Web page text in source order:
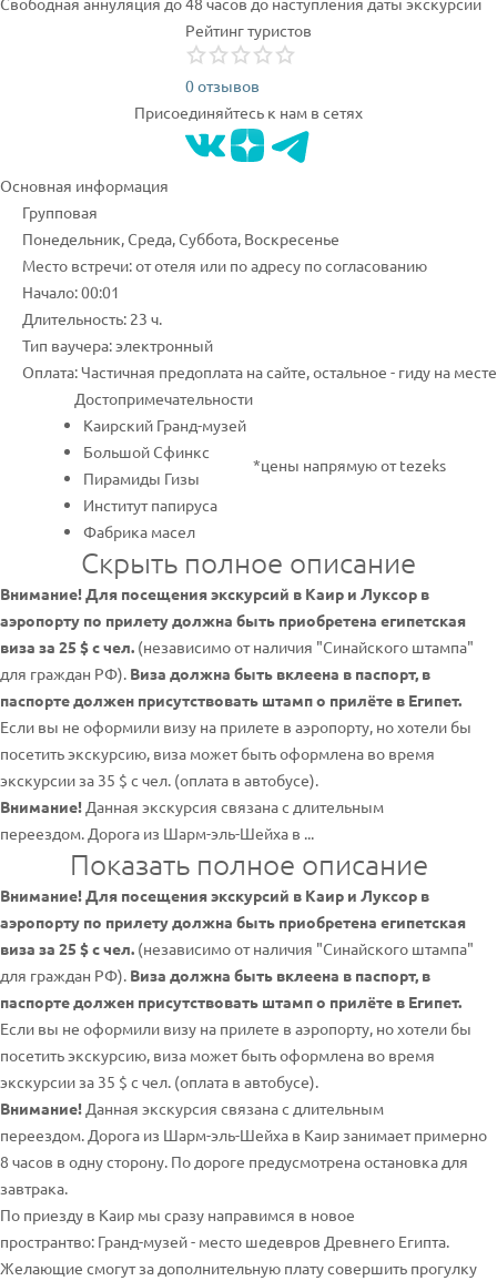
Рейтинг туристов
0 отзывов
Присоединяйтесь к нам в сетях
Основная информация
Групповая
Понедельник, Среда, Суббота, Воскресенье
Место встречи: от отеля или по адресу по согласованию
Начало: 00:01
Длительность: 23 ч.
Тип ваучера: электронный
Оплата: Частичная предоплата на сайте, остальное - гиду на месте
Достопримечательности
Каирский Гранд-музей
Большой Сфинкс
Пирамиды Гизы
Институт папируса
Фабрика масел
*цены напрямую от tezeks
Скрыть полное описание
Внимание! Для посещения экскурсий в Каир и Луксор в
аэропорту по прилету должна быть приобретена египетская
виза за 25 $ с чел. (независимо от наличия "Синайского штампа"
для граждан РФ). Виза должна быть вклеена в паспорт, в
паспорте должен присутствовать штамп о прилёте в Египет.
Если вы не оформили визу на прилете в аэропорту, но хотели бы
посетить экскурсию, виза может быть оформлена во время
экскурсии за 35 $ с чел. (оплата в автобусе).
Внимание! Данная экскурсия связана с длительным
переездом. Дорога из Шарм-эль-Шейха в ...
Показать полное описание
Внимание! Для посещения экскурсий в Каир и Луксор в
аэропорту по прилету должна быть приобретена египетская
виза за 25 $ с чел. (независимо от наличия "Синайского штампа"
для граждан РФ). Виза должна быть вклеена в паспорт, в
паспорте должен присутствовать штамп о прилёте в Египет.
Если вы не оформили визу на прилете в аэропорту, но хотели бы
посетить экскурсию, виза может быть оформлена во время
экскурсии за 35 $ с чел. (оплата в автобусе).
Внимание! Данная экскурсия связана с длительным
переездом. Дорога из Шарм-эль-Шейха в Каир занимает примерно
8 часов в одну сторону. По дороге предусмотрена остановка для
завтрака.
По приезду в Каир мы сразу направимся в новое
пространтво: Гранд-музей - место шедевров Древнего Египта.
Желающие смогут за дополнительную плату совершить прогулку